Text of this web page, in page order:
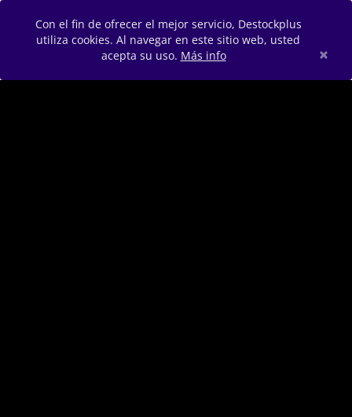
Con el fin de ofrecer el mejor servicio, Destockplus
utiliza cookies. Al navegar en este sitio web, usted
acepta su uso. Más info ×